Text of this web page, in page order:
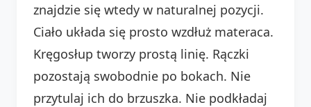
znajdzie się wtedy w naturalnej pozycji.
Ciało układa się prosto wzdłuż materaca.
Kręgosłup tworzy prostą linię. Rączki
pozostają swobodnie po bokach. Nie
przytulaj ich do brzuszka. Nie podkładaj